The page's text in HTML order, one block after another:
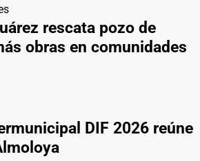
rescata pozo de
obras en comunidades
DIF 2026 reúne